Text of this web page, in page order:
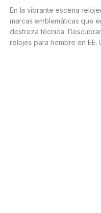
En la vibrante escena
marcas emblemáticas que
destreza técnica.
relojes para hombre en EE.